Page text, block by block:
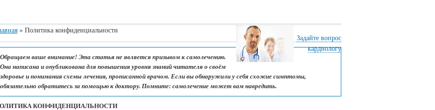
Задайте вопрос
кардиологу
» Политика конфиденциальности
Обращаем ваше внимание! Эта статья не является призывом к самолечению.
Она написана и опубликована для повышения уровня знаний читателя о своём
здоровье и понимания схемы лечения, прописанной врачом. Если вы обнаружили у себя схожие симптомы,
обязательно обратитесь за помощью к доктору. Помните: самолечение может вам навредить.
КОНФИДЕНЦИАЛЬНОСТИ